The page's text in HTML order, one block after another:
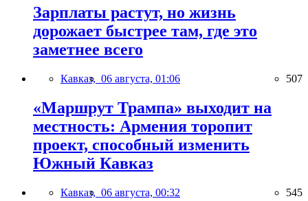
Зарплаты растут, но жизнь
дорожает быстрее там, где это
заметнее всего
Кавказ, 06 августа, 01:06 507
«Маршрут Трампа» выходит на
местность: Армения торопит
проект, способный изменить
Южный Кавказ
Кавказ, 06 августа, 00:32 545